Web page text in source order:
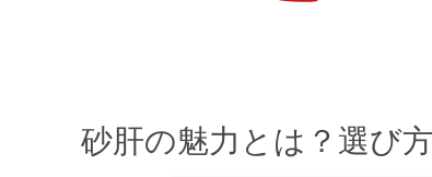
砂肝の魅力とは？選び